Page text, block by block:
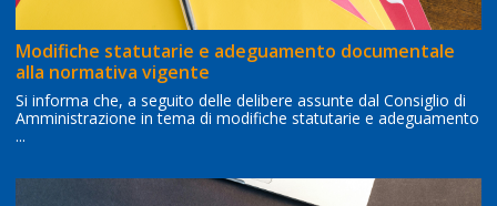
Modifiche statutarie e adeguamento documentale
alla normativa vigente
Si informa che, a seguito delle delibere assunte dal Consiglio di
Amministrazione in tema di modifiche statutarie e adeguamento
...